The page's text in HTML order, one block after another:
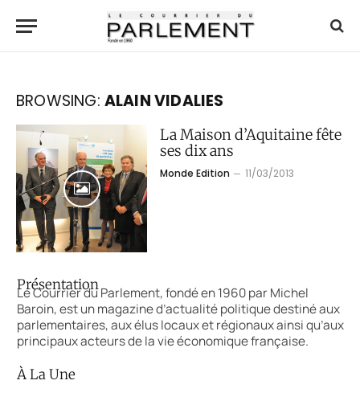
BROWSING: ALAIN VIDALIES
La Maison d’Aquitaine fête
ses dix ans
Monde Edition 11/03/2013
Présentation
Le Courrier du Parlement, fondé en 1960 par Michel
Baroin, est un magazine d’actualité politique destiné aux
parlementaires, aux élus locaux et régionaux ainsi qu’aux
principaux acteurs de la vie économique française.
À La Une